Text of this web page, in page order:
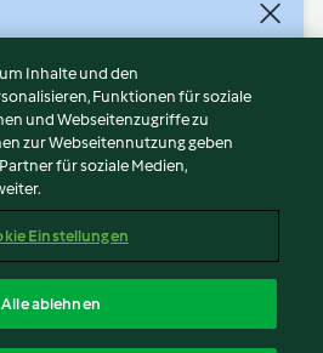
Inhalte und den
Funktionen für soziale
und Webseitenzugriffe zu
zur Webseitennutzung geben
für soziale Medien,
Einstellungen
Alle ablehnen